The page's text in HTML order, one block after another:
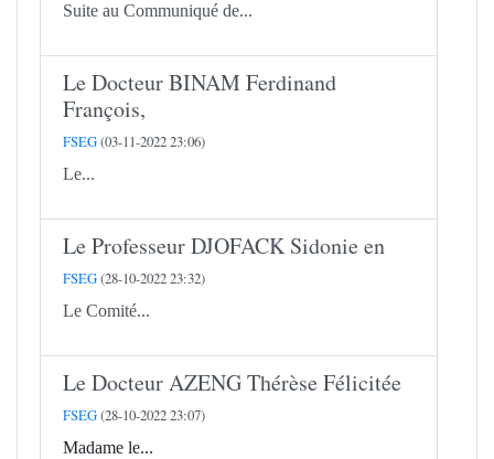
Suite au Communiqué de...
Le Docteur BINAM Ferdinand
François,
FSEG(03-11-2022 23:06)
Le...
Le Professeur DJOFACK Sidonie en
FSEG(28-10-2022 23:32)
Le Comité...
Le Docteur AZENG Thérèse Félicitée
FSEG(28-10-2022 23:07)
Madame le...